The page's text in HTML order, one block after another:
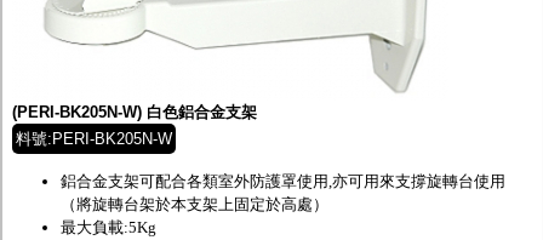
(PERI-BK205N-W) 白色鋁合金支架
料號:PERI-BK205N-W
鋁合金支架可配合各類室外防護罩使用,亦可用來支撐旋轉台使用
（將旋轉台架於本支架上固定於高處）
最大負載:5Kg